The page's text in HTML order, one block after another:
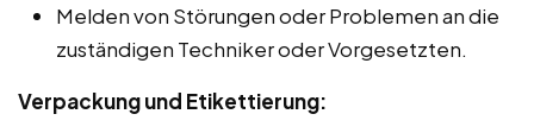
Melden von Störungen oder Problemen an die
zuständigen Techniker oder Vorgesetzten.
Verpackung und Etikettierung: